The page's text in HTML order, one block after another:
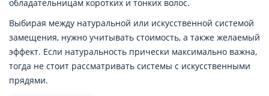
обладательницам коротких и тонких волос.
Выбирая между натуральной или искусственной системой
замещения, нужно учитывать стоимость, а также желаемый
эффект. Если натуральность прически максимально важна,
тогда не стоит рассматривать системы с искусственными
прядями.